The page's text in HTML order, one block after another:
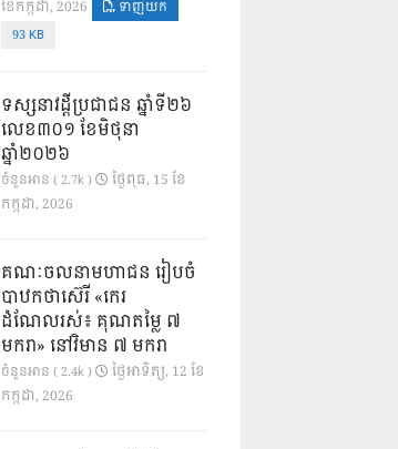
ខែ​កក្កដា, 2026
ទាញយក
93 KB
ទស្សនាវដ្ដីប្រជាជន ឆ្នាំទី២៦
លេខ៣០១ ខែមិថុនា
ឆ្នាំ២០២៦
ចំនួនអាន ( 2.7k )
ថ្ងៃ​ពុធ, 15 ខែ​
កក្កដា, 2026
គណៈចលនាមហាជន រៀបចំ
បាឋកថាស៊េរី «កេរ
ដំណែលរស់៖ គុណតម្លៃ ៧
មករា» នៅវិមាន ៧ មករា
ចំនួនអាន ( 2.4k )
ថ្ងៃ​អាទិត្យ, 12 ខែ​
កក្កដា, 2026